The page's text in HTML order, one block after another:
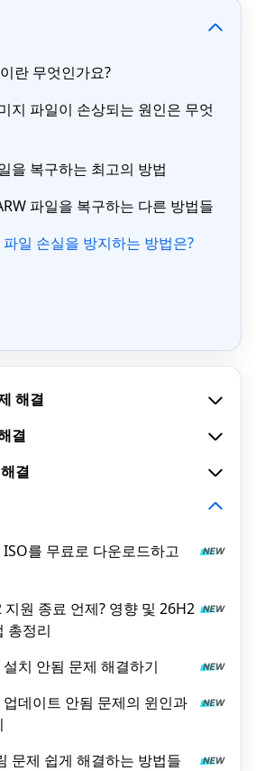
란 무엇인가요?
지 파일이 손상되는 원인은 무엇
을 복구하는 최고의 방법
파일을 복구하는 다른 방법들
일 손실을 방지하는 방법은?
해결
결
결
를 무료로 다운로드하고
원 종료 언제? 영향 및 26H2
총정리
치 안됨 문제 해결하기
데이트 안됨 문제의 윈인과
문제 쉽게 해결하는 방법들